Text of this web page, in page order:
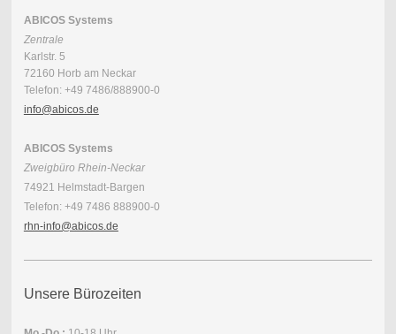
ABICOS Systems
Zentrale
Karlstr. 5
72160 Horb am Neckar
Telefon: +49 7486/888900-0
info@abicos.de
ABICOS Systems
Zweigbüro Rhein-Neckar
74921 Helmstadt-Bargen
Telefon: +49 7486 888900-0
rhn-info@abicos.de
Unsere Bürozeiten